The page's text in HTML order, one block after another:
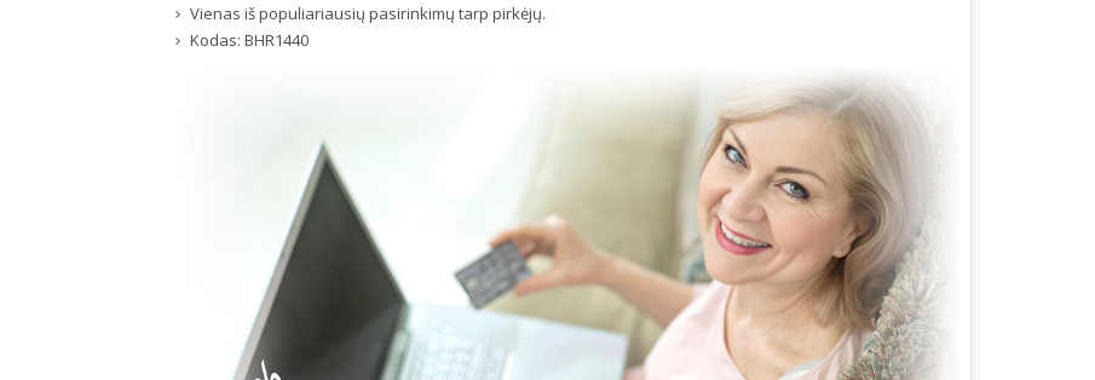
Vienas iš populiariausių pasirinkimų tarp pirkėjų.
Kodas:BHR1440